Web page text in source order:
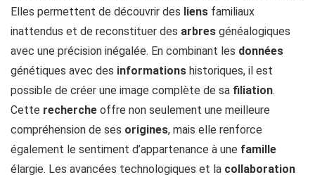
Elles permettent de découvrir des liens familiaux
inattendus et de reconstituer des arbres généalogiques
avec une précision inégalée. En combinant les données
génétiques avec des informations historiques, il est
possible de créer une image complète de sa filiation.
Cette recherche offre non seulement une meilleure
compréhension de ses origines, mais elle renforce
également le sentiment d’appartenance à une famille
élargie. Les avancées technologiques et la collaboration